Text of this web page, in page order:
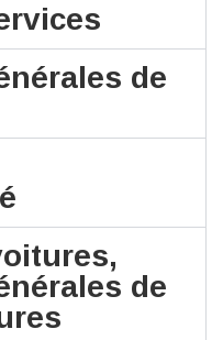
de
de